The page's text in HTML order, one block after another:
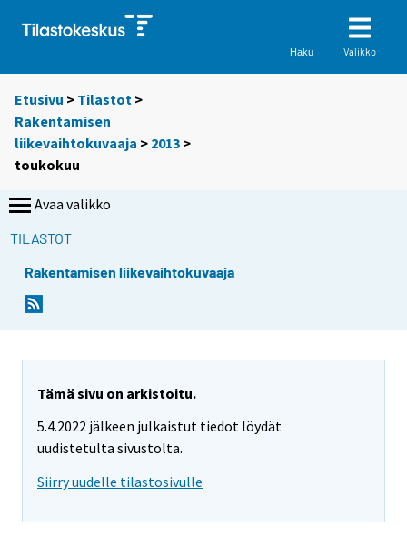
Haku Valikko
Etusivu > Tilastot >
Rakentamisen
liikevaihtokuvaaja > 2013 >
toukokuu
Avaa valikko
TILASTOT
Rakentamisen liikevaihtokuvaaja
Tämä sivu on arkistoitu.
5.4.2022 jälkeen julkaistut tiedot löydät
uudistetulta sivustolta.
Siirry uudelle tilastosivulle